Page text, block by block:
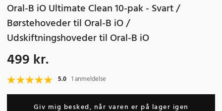
Oral-B iO Ultimate Clean 10-pak - Svart /
Børstehoveder til Oral-B iO /
Udskiftningshoveder til Oral-B iO
Pris:499 kr.
499 kr.
5.0 1 anmeldelse
Giv mig besked, når varen er på lager igen